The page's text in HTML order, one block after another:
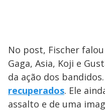
No post, Fischer
Gaga, Asia, Koji e
da ação dos bandidos.
recuperados. Ele
assalto e de uma